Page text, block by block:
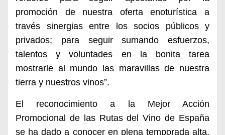
promoción de nuestra oferta enoturística a
través sinergias entre los socios públicos y
privados; para seguir sumando esfuerzos,
talentos y voluntades en la bonita tarea
mostrarle al mundo las maravillas de nuestra
tierra y nuestros vinos”.
El reconocimiento a la Mejor Acción
Promocional de las Rutas del Vino de España
se ha dado a conocer en plena temporada alta,